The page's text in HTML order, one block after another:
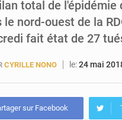
total de l'épidémie
le nord-ouest de la
fait état de 27
CYRILLE NONO le:24 mai
sur Facebook